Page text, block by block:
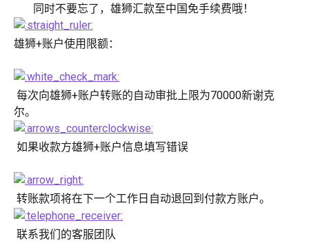
       同时不要忘了，雄狮汇款至中国免手续费哦！
雄狮+账户使用限额：
尔。
如果收款方雄狮+账户信息填写错误
转账款项将在下一个工作日自动退回到付款方账户。
联系我们的客服团队